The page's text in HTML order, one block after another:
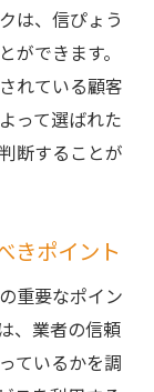
は、信ぴょう
できます。
れている顧客
って選ばれた
断することが
きポイント
重要なポイン
、業者の信頼
ているかを調